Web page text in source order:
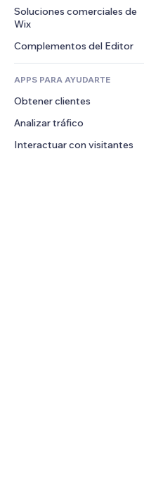
Crowdfunding
Alimentos y bebidas
Noticias
Servicios de contenido
Efectos de texto
Banners e insignias
Calculadoras
Buscar
Teléfono
Comunidad
Reseñas y testimonios
Soluciones comerciales de
Wix
Complementos del Editor
APPS PARA AYUDARTE
Obtener clientes
Analizar tráfico
Interactuar con visitantes